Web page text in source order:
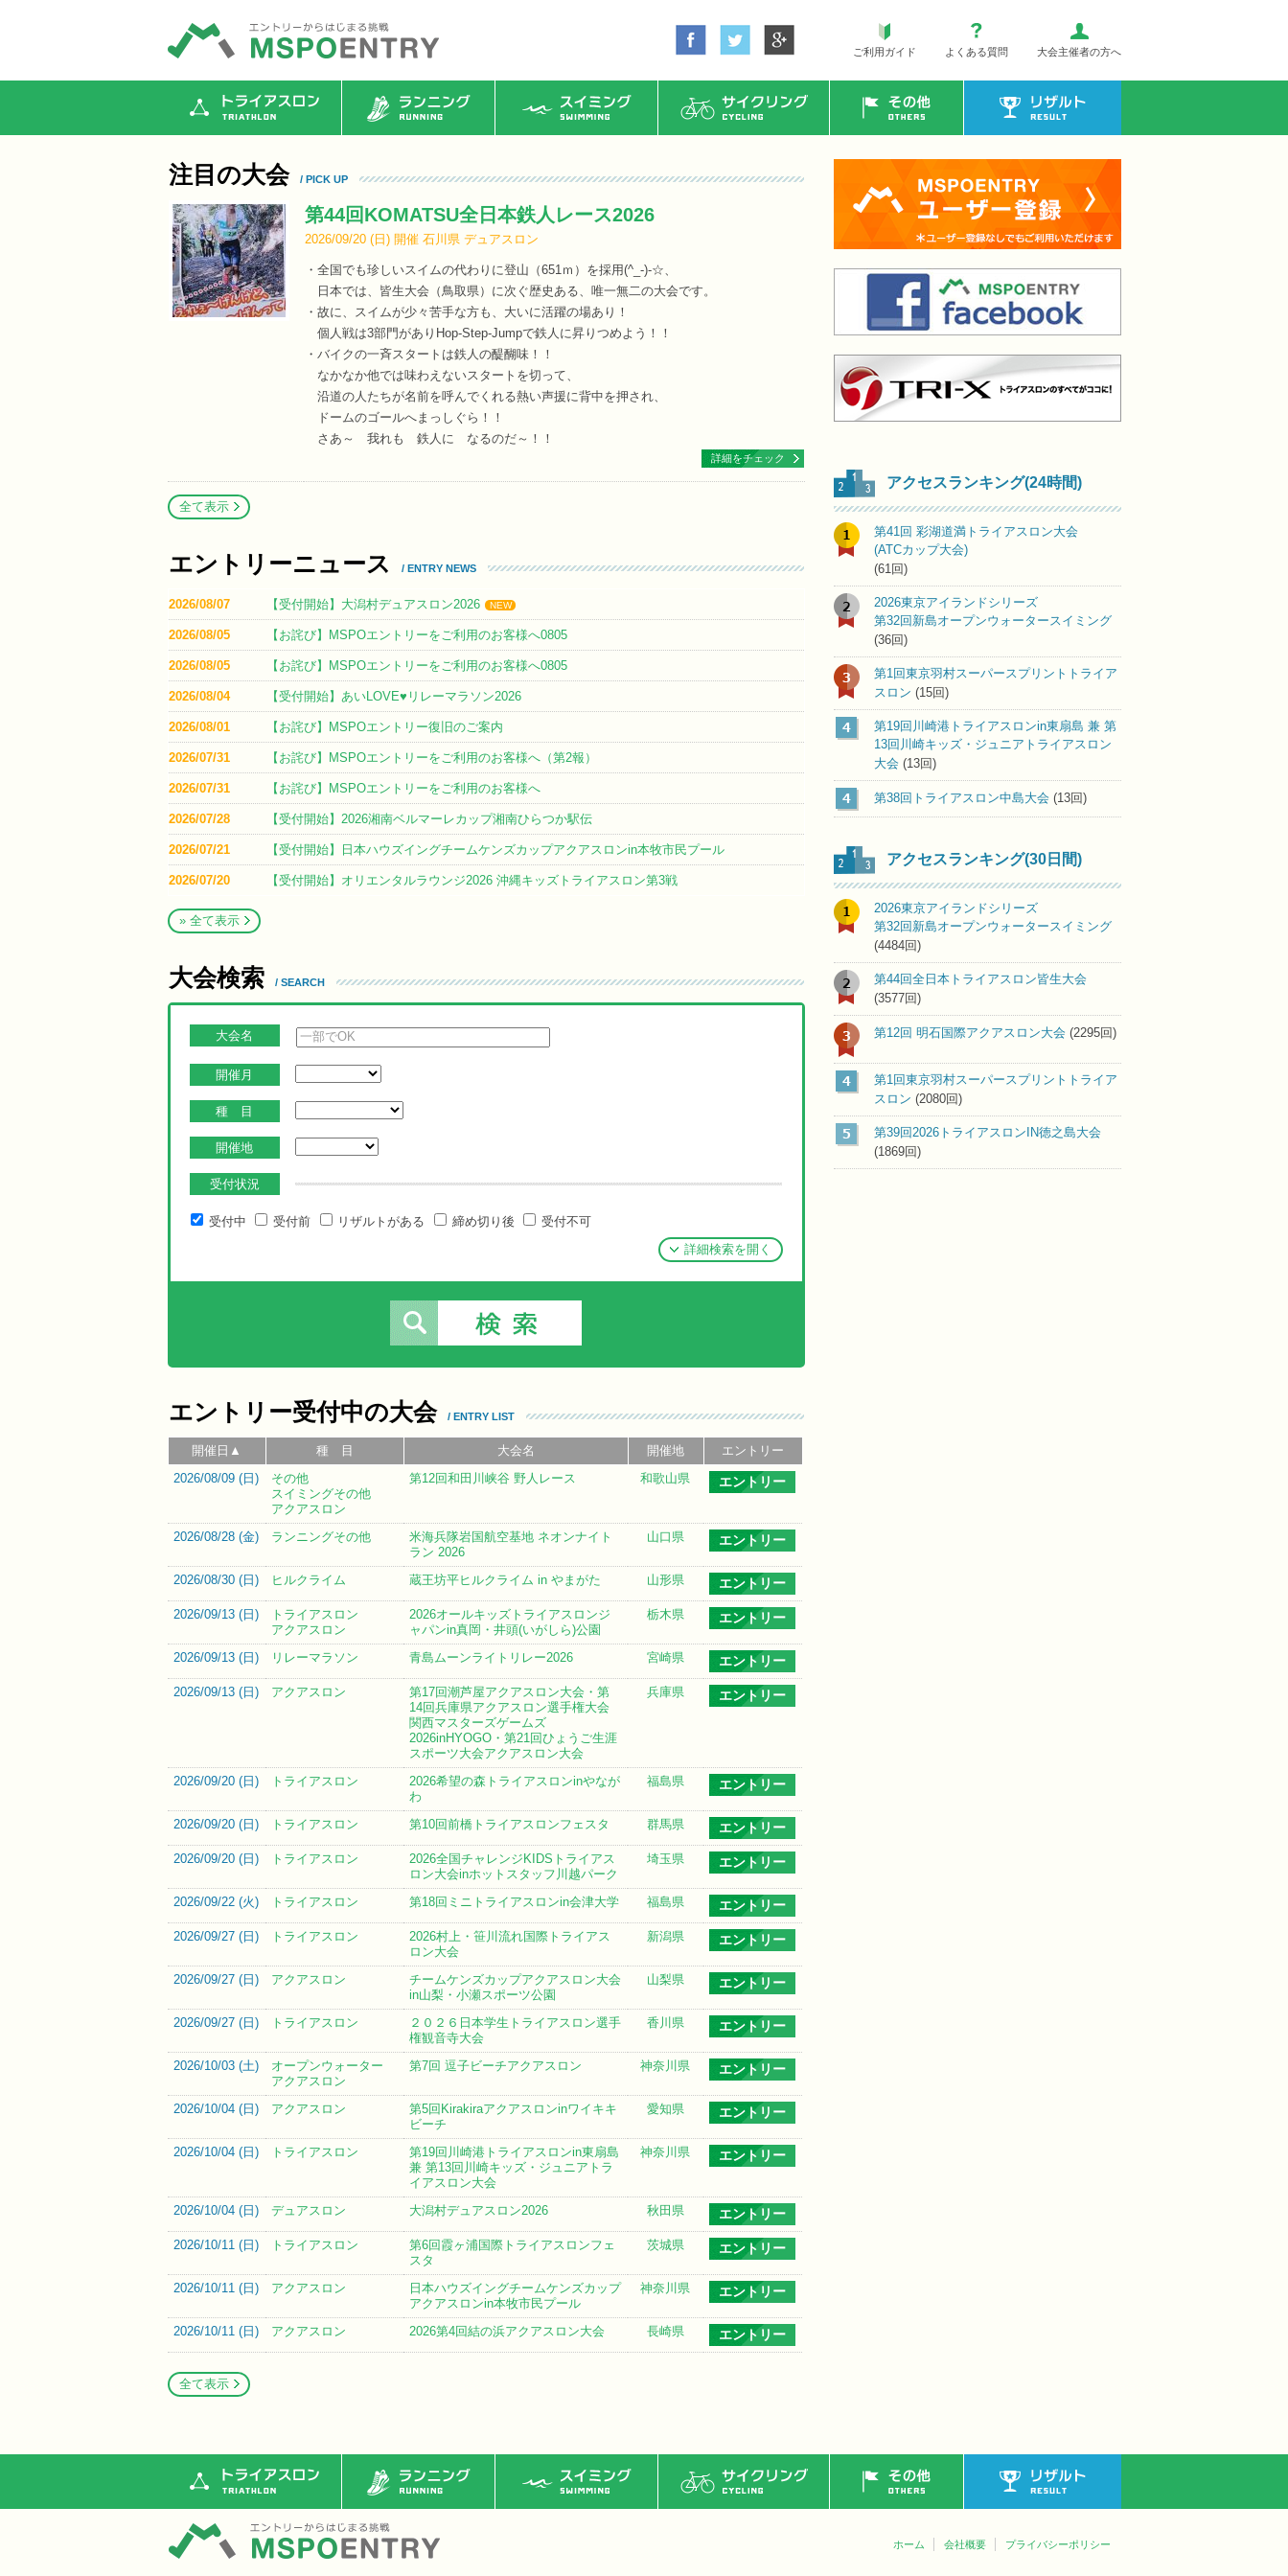
ご利用ガイド よくある質問 大会主催者の方へ
トライアスロン ランニング スイミング サイクリング その他 リザルト
注目の大会 / PICK UP
第44回KOMATSU全日本鉄人レース2026
2026/09/20 (日 )開催 石川県 デュアスロン
・全国でも珍しいスイムの代わりに登山（651ｍ）を採用(^_-)-☆、
日本では、皆生大会（鳥取県）に次ぐ歴史ある、唯一無二の大会です。
・故に、スイムが少々苦手な方も、大いに活躍の場あり！
個人戦は3部門がありHop-Step-Jumpで鉄人に昇りつめよう！！
・バイクの一斉スタートは鉄人の醍醐味！！
なかなか他では味わえないスタートを切って、
沿道の人たちが名前を呼んでくれる熱い声援に背中を押され、
ドームのゴールへまっしぐら！！
さあ～ 我れも 鉄人に なるのだ～！！
詳細をチェック
全て表示
エントリーニュース / ENTRY NEWS
2026/08/07 【受付開始】大潟村デュアスロン2026 NEW
2026/08/05 【お詫び】MSPOエントリーをご利用のお客様へ0805
2026/08/05 【お詫び】MSPOエントリーをご利用のお客様へ0805
2026/08/04 【受付開始】あいLOVE♥リレーマラソン2026
2026/08/01 【お詫び】MSPOエントリー復旧のご案内
2026/07/31 【お詫び】MSPOエントリーをご利用のお客様へ（第2報）
2026/07/31 【お詫び】MSPOエントリーをご利用のお客様へ
2026/07/28 【受付開始】2026湘南ベルマーレカップ湘南ひらつか駅伝
2026/07/21 【受付開始】日本ハウズイングチームケンズカップアクアスロンin本牧市民プール
2026/07/20 【受付開始】オリエンタルラウンジ2026 沖縄キッズトライアスロン第3戦
» 全て表示
大会検索 / SEARCH
大会名
開催月
種 目
開催地
受付状況
受付中 受付前 リザルトがある 締め切り後
受付不可
詳細検索を開く
エントリー受付中の大会 / ENTRY LIST
開催日▲ 種 目 大会名 開催地
エントリー
2026/08/09 ( 日 )
その他
スイミングその他
アクアスロン
第12回和田川峡谷 野人レース 和歌山県 エントリー
2026/08/28 (金) ランニングその他
米海兵隊岩国航空基地 ネオンナイト
ラン 2026
山口県 エントリー
2026/08/30 ( 日 ) ヒルクライム 蔵王坊平ヒルクライム in やまがた 山形県 エントリー
2026/09/13 ( 日 )
トライアスロン
アクアスロン
2026オールキッズトライアスロンジ
ャパンin真岡・井頭(いがしら)公園
栃木県 エントリー
2026/09/13 ( 日 ) リレーマラソン 青島ムーンライトリレー2026 宮崎県 エントリー
2026/09/13 ( 日 ) アクアスロン
第17回潮芦屋アクアスロン大会・第
14回兵庫県アクアスロン選手権大会
関西マスターズゲームズ
2026inHYOGO・第21回ひょうご生涯
スポーツ大会アクアスロン大会
兵庫県 エントリー
2026/09/20 ( 日 ) トライアスロン
2026希望の森トライアスロンinやなが
わ
福島県 エントリー
2026/09/20 ( 日 ) トライアスロン 第10回前橋トライアスロンフェスタ 群馬県 エントリー
2026/09/20 ( 日 ) トライアスロン
2026全国チャレンジKIDSトライアス
ロン大会inホットスタッフ川越パーク
埼玉県 エントリー
2026/09/22 (火) トライアスロン 第18回ミニトライアスロンin会津大学 福島県 エントリー
2026/09/27 ( 日 ) トライアスロン
2026村上・笹川流れ国際トライアス
ロン大会
新潟県 エントリー
2026/09/27 ( 日 ) アクアスロン
チームケンズカップアクアスロン大会
in山梨・小瀬スポーツ公園
山梨県 エントリー
2026/09/27 ( 日 ) トライアスロン
２０２６日本学生トライアスロン選手
権観音寺大会
香川県 エントリー
2026/10/03 (土)
オープンウォーター
アクアスロン
第7回 逗子ビーチアクアスロン 神奈川県 エントリー
2026/10/04 ( 日 ) アクアスロン
第5回Kirakiraアクアスロンinワイキキ
ビーチ
愛知県 エントリー
2026/10/04 ( 日 ) トライアスロン
第19回川崎港トライアスロンin東扇島
兼 第13回川崎キッズ・ジュニアトラ
イアスロン大会
神奈川県 エントリー
2026/10/04 ( 日 ) デュアスロン 大潟村デュアスロン2026 秋田県 エントリー
2026/10/11 ( 日 ) トライアスロン
第6回霞ヶ浦国際トライアスロンフェ
スタ
茨城県 エントリー
2026/10/11 ( 日 ) アクアスロン
日本ハウズイングチームケンズカップ
アクアスロンin本牧市民プール
神奈川県 エントリー
2026/10/11 ( 日 ) アクアスロン 2026第4回結の浜アクアスロン大会 長崎県 エントリー
全て表示
アクセスランキング(24時間)
1
第41回 彩湖道満トライアスロン大会
(ATCカップ大会)
(61回)
2
2026東京アイランドシリーズ
第32回新島オープンウォータースイミング
(36回)
3
第1回東京羽村スーパースプリントトライア
スロン (15回)
4
第19回川崎港トライアスロンin東扇島 兼 第
13回川崎キッズ・ジュニアトライアスロン
大会 (13回)
4 第38回トライアスロン中島大会 (13回)
アクセスランキング(30日間)
1
2026東京アイランドシリーズ
第32回新島オープンウォータースイミング
(4484回)
2
第44回全日本トライアスロン皆生大会
(3577回)
3 第12回 明石国際アクアスロン大会 (2295回)
4
第1回東京羽村スーパースプリントトライア
スロン (2080回)
5
第39回2026トライアスロンIN徳之島大会
(1869回)
トライアスロン ランニング スイミング サイクリング その他 リザルト
ホーム 会社概要 プライバシーポリシー